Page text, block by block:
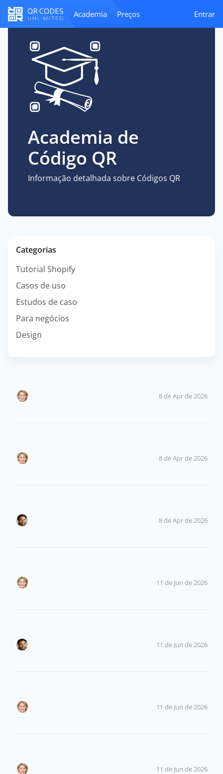
Academia Preços Entrar
Academia de
Código QR
Informação detalhada sobre Códigos QR
Categorias
Tutorial Shopify
Casos de uso
Estudos de caso
Para negócios
Design
8 de Apr de 2026
8 de Apr de 2026
8 de Apr de 2026
11 de Jun de 2026
11 de Jun de 2026
11 de Jun de 2026
11 de Jun de 2026